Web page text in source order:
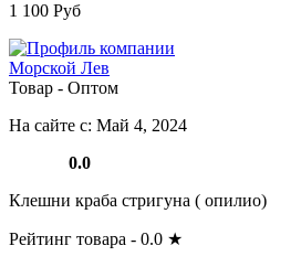
1 100 Руб
Морской Лев
Товар - Оптом
На сайте с: Май 4, 2024
0.0
Клешни краба стригуна ( опилио)
Рейтинг товара - 0.0 ★